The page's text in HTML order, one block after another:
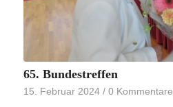
65. Bundestreffen
15. Februar 2024 / 0 Kommentare